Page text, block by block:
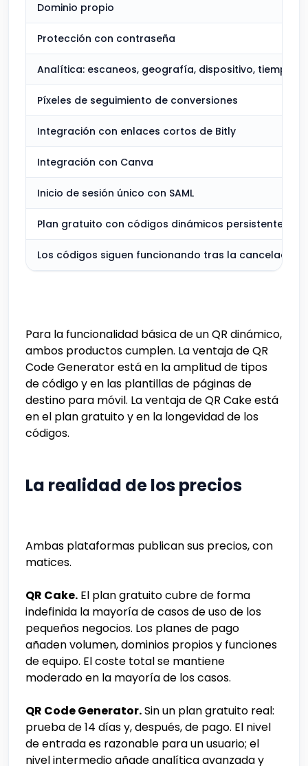
Dominio propio
Protección con contraseña
Analítica: escaneos, geografía, dispositivo, tiempo
Píxeles de seguimiento de conversiones
Integración con enlaces cortos de Bitly
Integración con Canva
Inicio de sesión único con SAML
Plan gratuito con códigos dinámicos persistentes
Los códigos siguen funcionando tras la cancelación
Para la funcionalidad básica de un QR dinámico,
ambos productos cumplen. La ventaja de QR
Code Generator está en la amplitud de tipos
de código y en las plantillas de páginas de
destino para móvil. La ventaja de QR Cake está
en el plan gratuito y en la longevidad de los
códigos.
La realidad de los precios
Ambas plataformas publican sus precios, con
matices.
QR Cake. El plan gratuito cubre de forma
indefinida la mayoría de casos de uso de los
pequeños negocios. Los planes de pago
añaden volumen, dominios propios y funciones
de equipo. El coste total se mantiene
moderado en la mayoría de los casos.
QR Code Generator.Sin un plan gratuito real:
prueba de 14 días y, después, de pago. El nivel
de entrada es razonable para un usuario; el
nivel intermedio añade analítica avanzada y